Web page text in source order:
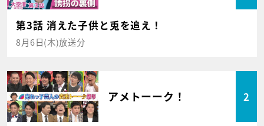
第3話 消えた子供と兎を追え！
8月6日(木)放送分
アメトーーク！ 2